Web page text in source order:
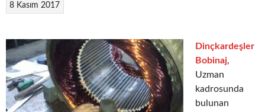
8 Kasım 2017
Dinçkardeşler
Bobinaj,
Uzman
kadrosunda
bulunan